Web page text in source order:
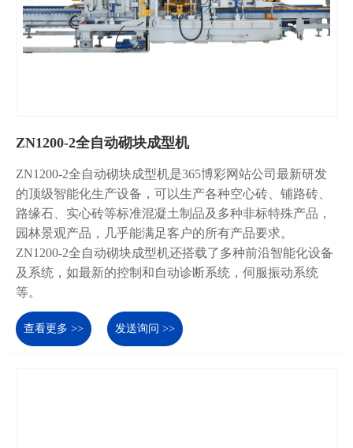
ZN1200-2全自动砌块成型机
ZN1200-2全自动砌块成型机是365博彩网站公司最新研发
的顶级智能化生产设备，可以生产各种空心砖、铺路砖、
路缘石、实心砖等标准混凝土制品及多种非标特殊产品，
园林景观产品，几乎能满足客户的所有产品要求。
ZN1200-2全自动砌块成型机还搭载了多种前沿智能化设备
及系统，如最新的控制和自动诊断系统，伺服振动系统
等。
查看更多 >> 发送询问 >>